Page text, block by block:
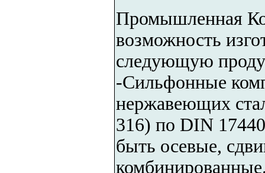
Промышленная
возможность
следующую
-Сильфонные
нержавеющих
316) по DIN
быть осевые,